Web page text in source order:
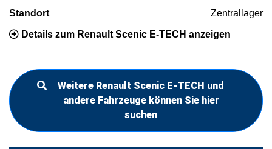
Standort Zentrallager
Details zum Renault Scenic E-TECH anzeigen
Weitere Renault Scenic E-TECH und
andere Fahrzeuge können Sie hier
suchen